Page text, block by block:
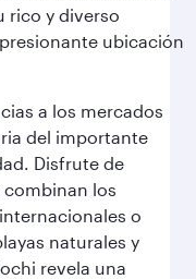
rico y diverso
ubicación
a los mercados
del importante
Disfrute de
los
o
naturales y
revela una